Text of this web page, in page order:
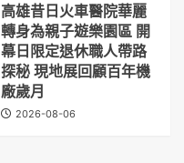
高雄昔日火車醫院華麗
轉身為親子遊樂園區 開
幕日限定退休職人帶路
探秘 現地展回顧百年機
廠歲月
2026-08-06